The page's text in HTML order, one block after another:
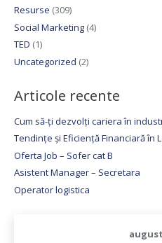
Resurse (309)
Social Marketing(4)
TED (1)
Uncategorized (2)
Articole recente
Cum să-ți dezvolți cariera în
Tendințe și Eficiență Financiară în
Oferta Job – Sofer cat B
Asistent Manager – Secretara
Operator logistica